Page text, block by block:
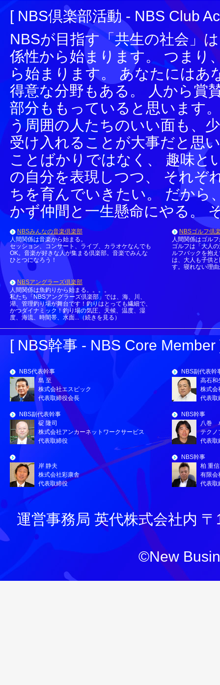
[ NBS倶楽部活動 - NBS Club
NBSが目指す「共生の社会」
係性から始まります。 つまり
ら始まります。 あなたにはあ
得意な分野もある。 人から賞
部分ももっていると思います
う周囲の人たちのいい面も、
受け入れることが大事だと思
ことばかりではなく、 趣味と
の自分を表現しつつ、 それぞ
ちを育んでいきたい。 だから
かず仲間と一生懸命にやる。
NBSみんなの音楽倶楽部
人間関係は音楽から始まる。
セッション、コンサート、ライブ、カラオケなんでも
OK。音楽が好きな人が集まる倶楽部。音楽でみんな
ひとつになろう！
NBSゴルフ倶
人間関係はゴル
ゴルフは「大人
ルフバックを抱
は、大人も子供
す。寝れない理
NBSアングラーズ倶楽部
人間関係は魚釣りから始まる。。。。
私たち「NBSアングラーズ倶楽部」では、海、川、
湖、管理釣り場が舞台です！釣りはとっても繊細で、
かつダイナミック！釣り場の気圧、天候、温度、湿
度、海流、時間帯、水面...（続きを見る）
[ NBS幹事 - NBS Core Member
NBS代表幹事
島 至
株式会社エスピック
代表取締役会長
NBS副代表幹
高石和
株式会
代表取
NBS副代表幹事
碇 隆司
株式会社アンカーネットワークサービス
代表取締役
NBS幹事
八巻
テクノ
代表取
岸 静夫
株式会社彩康舎
代表取締役
NBS幹事
柏 重信
有限会
代表取
運営事務局 英代株式会社内
©New